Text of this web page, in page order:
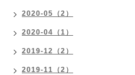
2020-05（2）
2020-04（1）
2019-12（2）
2019-11（2）